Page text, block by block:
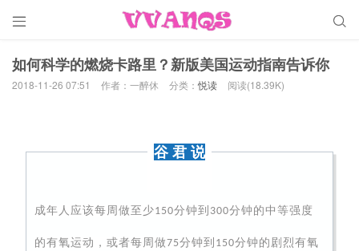
 
如何科学的燃烧卡路里？新版美国运动指南告诉你
2018-11-26 07:51 作者：一醉休 分类：悦读 阅读(18.39K)
谷 君 说
成年人应该每周做至少150分钟到300分钟的中等强度
的有氧运动，或者每周做75分钟到150分钟的剧烈有氧